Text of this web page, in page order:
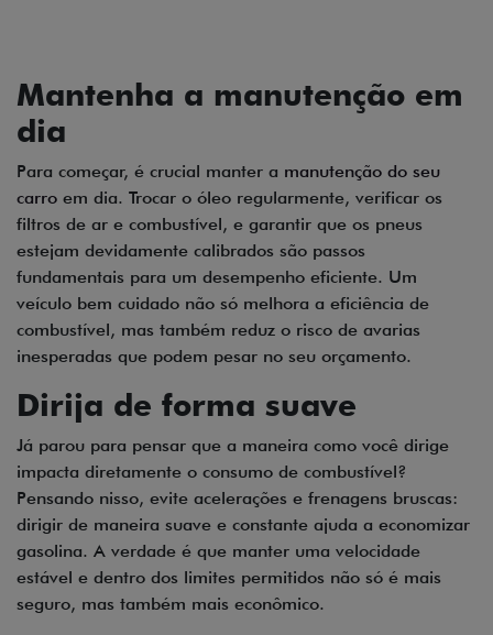
Mantenha a manutenção em
dia
Para começar, é crucial manter a manutenção do seu
carro em dia. Trocar o óleo regularmente, verificar os
filtros de ar e combustível, e garantir que os pneus
estejam devidamente calibrados são passos
fundamentais para um desempenho eficiente. Um
veículo bem cuidado não só melhora a eficiência de
combustível, mas também reduz o risco de avarias
inesperadas que podem pesar no seu orçamento.
Dirija de forma suave
Já parou para pensar que a maneira como você dirige
impacta diretamente o consumo de combustível?
Pensando nisso, evite acelerações e frenagens bruscas:
dirigir de maneira suave e constante ajuda a economizar
gasolina. A verdade é que manter uma velocidade
estável e dentro dos limites permitidos não só é mais
seguro, mas também mais econômico.